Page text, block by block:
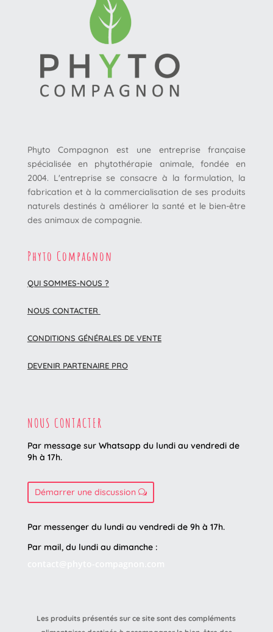
Phyto Compagnon est une entreprise française
spécialisée en phytothérapie animale, fondée en
2004. L'entreprise se consacre à la formulation, la
fabrication et à la commercialisation de ses produits
naturels destinés à améliorer la santé et le bien-être
des animaux de compagnie.
Phyto Compagnon
QUI SOMMES-NOUS ?
NOUS CONTACTER
CONDITIONS GÉNÉRALES DE VENTE
DEVENIR PARTENAIRE PRO
NOUS CONTACTER
Par message sur Whatsapp du lundi au vendredi de
9h à 17h.
Démarrer une discussion
Par messenger du lundi au vendredi de 9h à 17h.
Par mail, du lundi au dimanche :
Les produits présentés sur ce site sont des compléments